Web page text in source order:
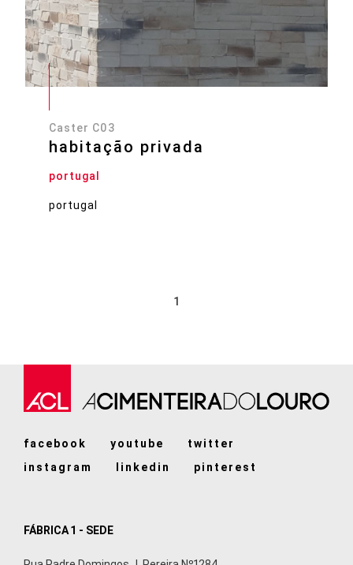
Caster C03
habitação privada
portugal
portugal
1
facebook youtube
twitter
instagram
linkedin pinterest
FÁBRICA 1 - SEDE